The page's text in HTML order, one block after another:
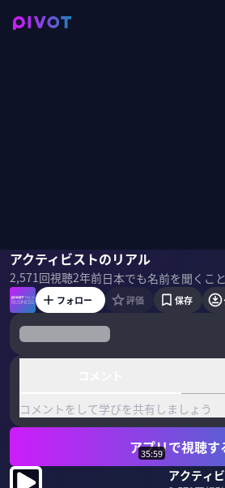
アクティビストのリアル
2,571回視聴2年前
丸木強佐々木紀彦
フォロー 評価 保存
コメントをして学びを共有しましょう
アプリで視聴す
35:59
アクティ